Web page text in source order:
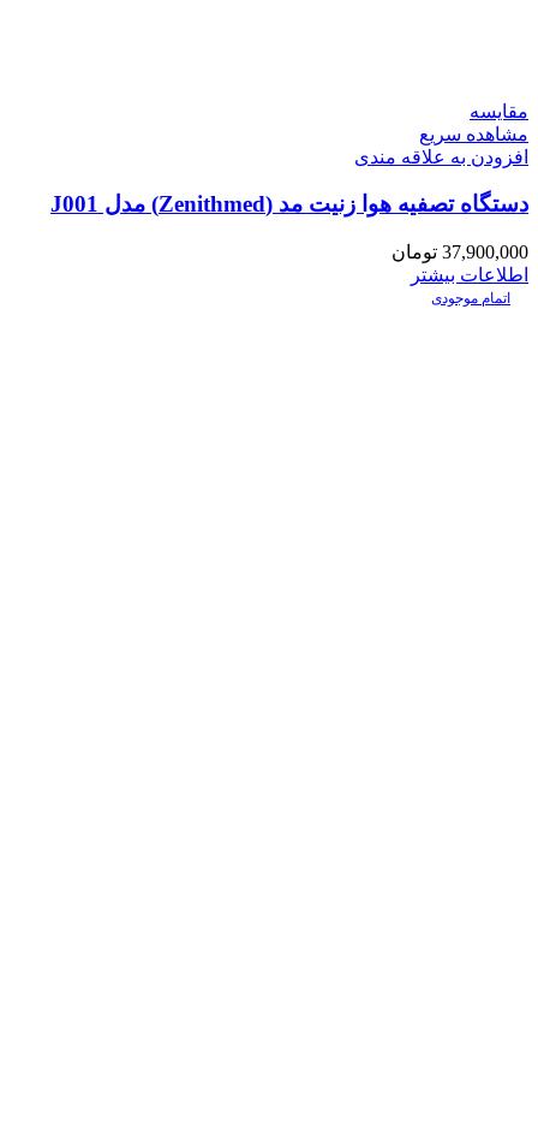
مقایسه
مشاهده سریع
افزودن به علاقه مندی
دستگاه تصفیه هوا زنیت مد (Zenithmed) مدل J001
37,900,000 تومان
اطلاعات بیشتر
اتمام موجودی